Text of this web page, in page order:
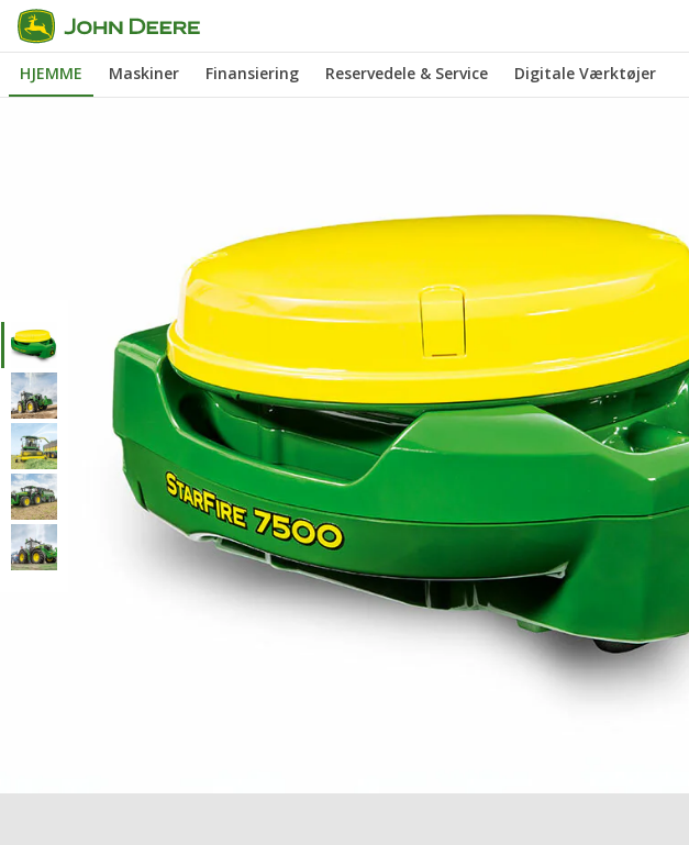
Gå
til
hovedindhold
HJEMME Maskiner Finansiering Reservedele & Service Digitale Værktøjer